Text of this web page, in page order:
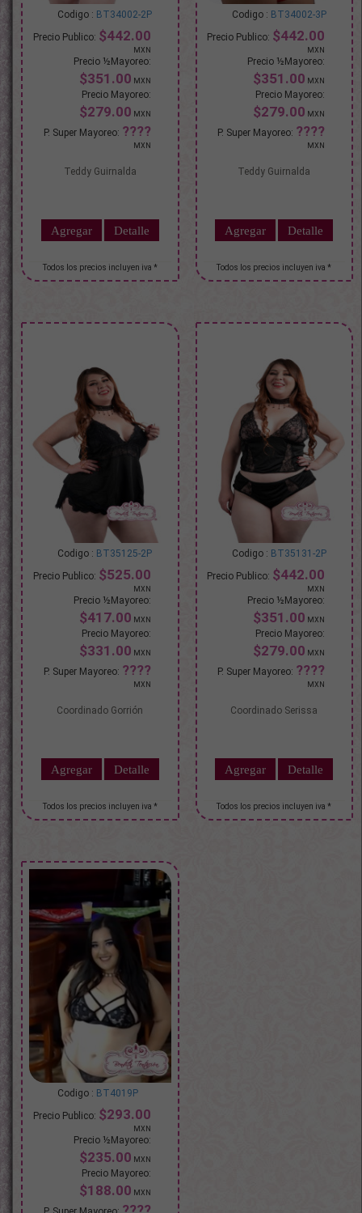
BT34002-2P
$442.00
$351.00
$279.00
Teddy Guirnalda
BT34002-3P
$442.00
$351.00
$279.00
Teddy Guirnalda
BT35125-2P
$525.00
$417.00
$331.00
Coordinado Gorrión
BT35131-2P
$442.00
$351.00
$279.00
Coordinado Serissa
BT4019P
$293.00
$235.00
$188.00